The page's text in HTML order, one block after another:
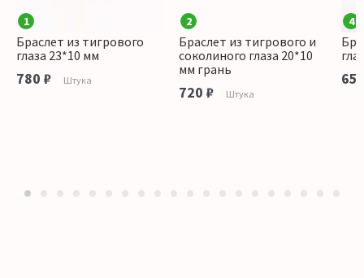
1
Браслет из тигрового
глаза 23*10 мм
780 ₽ Штука
2
Браслет из тигрового и
соколиного глаза 20*10
мм грань
720 ₽ Штука
4